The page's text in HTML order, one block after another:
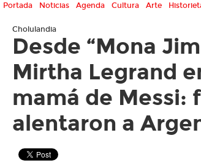
Portada Noticias Agenda Cultura Arte
Cholulandia
Desde “Mona
Mirtha Legrand
mamá de Messi:
alentaron a